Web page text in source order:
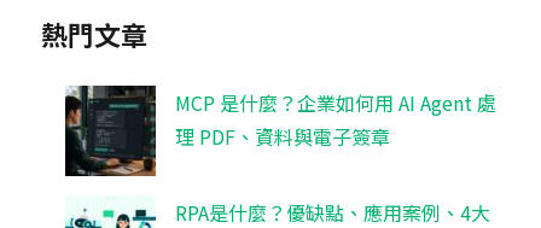
熱門文章
MCP 是什麼？企業如何用 AI Agent 處
理 PDF、資料與電子簽章
RPA是什麼？優缺點、應用案例、4大